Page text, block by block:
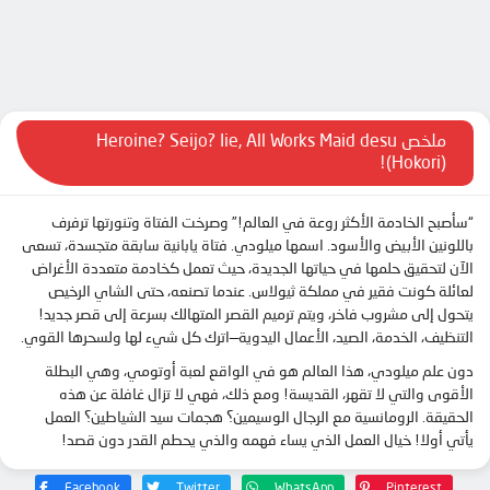
ملخص Heroine? Seijo? Iie, All Works Maid desu
(Hokori)!
“سأصبح الخادمة الأكثر روعة في العالم!” وصرخت الفتاة وتنورتها ترفرف
باللونين الأبيض والأسود. اسمها ميلودي. فتاة يابانية سابقة متجسدة، تسعى
الآن لتحقيق حلمها في حياتها الجديدة، حيث تعمل كخادمة متعددة الأغراض
لعائلة كونت فقير في مملكة ثيولاس. عندما تصنعه، حتى الشاي الرخيص
يتحول إلى مشروب فاخر، ويتم ترميم القصر المتهالك بسرعة إلى قصر جديد!
التنظيف، الخدمة، الصيد، الأعمال اليدوية—اترك كل شيء لها ولسحرها القوي.
دون علم ميلودي، هذا العالم هو في الواقع لعبة أوتومي، وهي البطلة
الأقوى والتي لا تقهر، القديسة! ومع ذلك، فهي لا تزال غافلة عن هذه
الحقيقة. الرومانسية مع الرجال الوسيمين؟ هجمات سيد الشياطين؟ العمل
يأتي أولا! خيال العمل الذي يساء فهمه والذي يحطم القدر دون قصد!